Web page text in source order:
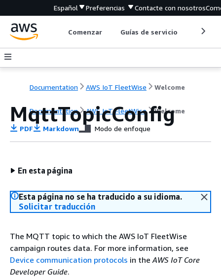
Español Preferencias Contacte con nosotros
Comenzar Guías de servicio
Documentation AWS IoT FleetWise Welcome
Documentation AWS IoT FleetWise Welcome
MqttTopicConfig
PDF Markdown Modo de enfoque
En esta página
Esta página no se ha traducido a su idioma.
Solicitar traducción
The MQTT topic to which the AWS IoT FleetWise
campaign routes data. For more information, see
Device communication protocols in theAWS IoT Core
Developer Guide.